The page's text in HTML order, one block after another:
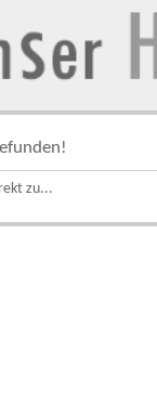
zu...